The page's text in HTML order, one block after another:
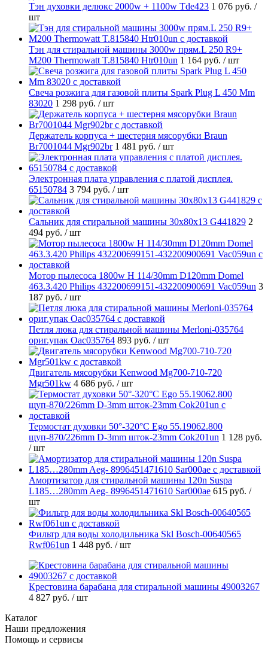
Тэн духовки делюкс 2000w + 1100w Tde423 1 076 руб. /
шт
Тэн для стиральной машины 3000w прям.L 250 R9+
M200 Thermowatt T.815840 Htr010un 1 164 руб. / шт
Свеча розжига для газовой плиты Spark Plug L 450 Mm
83020 1 298 руб. / шт
Держатель корпуса + шестерня мясорубки Braun
Br7001044 Mgr902br 1 481 руб. / шт
Электронная плата управления с платой дисплея.
65150784 3 794 руб. / шт
Cальник для стиральной машины 30x80x13 G441829 2
494 руб. / шт
Мотор пылесоса 1800w H 114/30mm D120mm Domel
463.3.420 Philips 432200699151-432200900691 Vac059un 3
187 руб. / шт
Петля люка для стиральной машины Merloni-035764
ориг.упак Oac035764 893 руб. / шт
Двигатель мясорубки Kenwood Mg700-710-720
Mgr501kw 4 686 руб. / шт
Термостат духовки 50°-320°C Ego 55.19062.800
щуп-870/226mm D-3mm шток-23mm Cok201un 1 128 руб.
/ шт
Амортизатор для стиральной машины 120n Suspa
L185…280mm Aeg- 8996451471610 Sar000ae 615 руб. /
шт
Фильтр для воды холодильника Skl Bosch-00640565
Rwf061un 1 448 руб. / шт
Крестовина барабана для стиральной машины 49003267
4 827 руб. / шт
Каталог
Наши предложения
Помощь и сервисы